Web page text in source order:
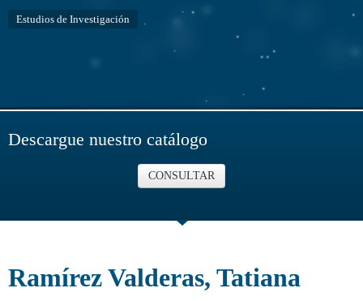
Estudios de Investigación
Descargue nuestro catálogo
CONSULTAR
Ramírez Valderas, Tatiana